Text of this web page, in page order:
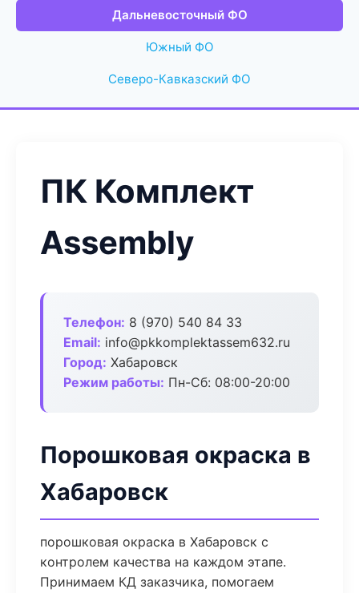
Дальневосточный ФО
Южный ФО
Северо-Кавказский ФО
ПК Комплект
Assembly
Телефон: 8 (970) 540 84 33
Email: info@pkkomplektassem632.ru
Город: Хабаровск
Режим работы: Пн-Сб: 08:00-20:00
Порошковая окраска в
Хабаровск
порошковая окраска в Хабаровск с
контролем качества на каждом этапе.
Принимаем КД заказчика, помогаем